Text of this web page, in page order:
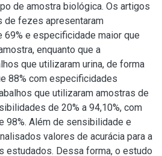
de amostra biológica. Os artigos
de fezes apresentaram
69% e especificidade maior que
enquanto que a
que utilizaram urina, de forma
88% com especificidades
que utilizaram amostras de
de 20% a 94,10%, com
98%. Além de sensibilidade e
valores de acurácia para a
estudados. Dessa forma, o estudo